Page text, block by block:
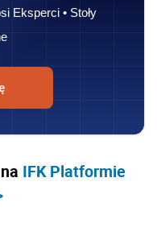
Eksperci • Stoły
IFK Platformie